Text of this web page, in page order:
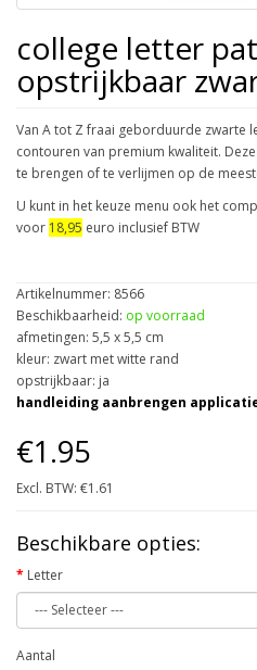
college letter
opstrijkbaar
Van A tot Z fraai geborduurde zwarte
contouren van premium kwaliteit.
te brengen of te verlijmen op de
U kunt in het keuze menu ook het
voor 18,95 euro inclusief BTW
Artikelnummer: 8566
Beschikbaarheid: op voorraad
afmetingen: 5,5 x 5,5 cm
kleur: zwart met witte rand
opstrijkbaar: ja
handleiding aanbrengen
€1.95
Excl. BTW: €1.61
Beschikbare opties:
Letter
Aantal